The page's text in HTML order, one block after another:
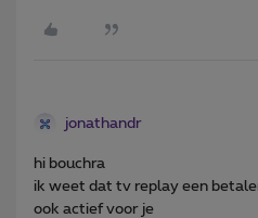
jonathandr
hi bouchra
ik weet dat tv replay een
ook actief voor je